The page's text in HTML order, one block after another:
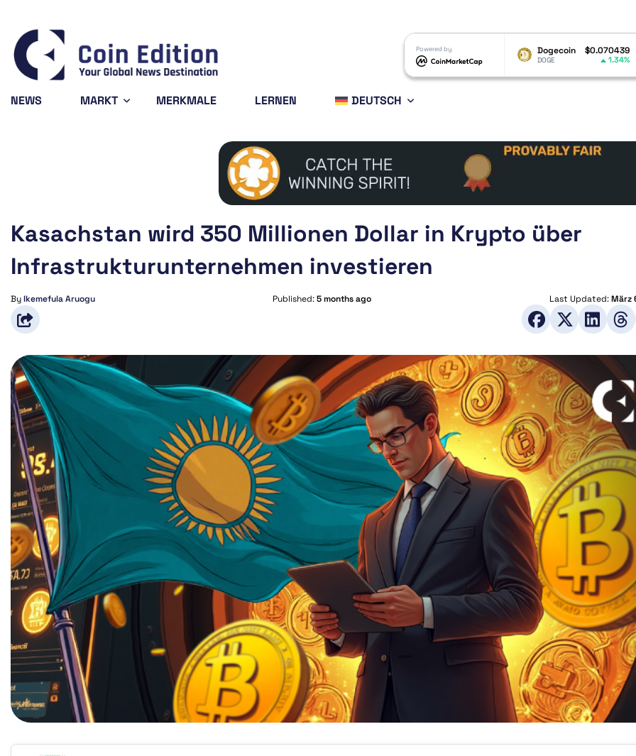
Powered by
Bitcoin
BTC
$0.070439
DOGE 1.34% ETH
NEWS MARKT MERKMALE LERNEN DEUTSCH
Kasachstan wird 350 Millionen Dollar in Krypto über
Infrastrukturunternehmen investieren
ByIkemefula Aruogu Published:5 months ago Last Updated:März